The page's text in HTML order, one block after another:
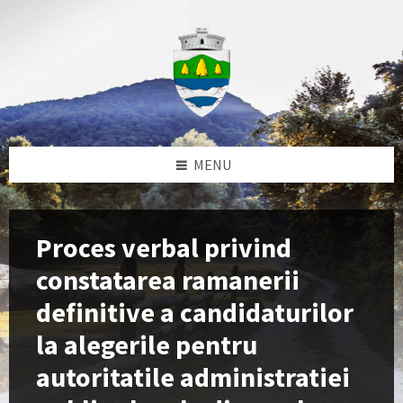
MENU
Proces verbal privind
constatarea ramanerii
definitive a candidaturilor
la alegerile pentru
autoritatile administratiei